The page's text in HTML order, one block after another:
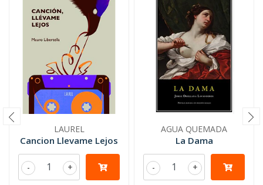
LAUREL
Cancion Llevame Lejos
+
-
AGUA QUEMADA
La Dama
+
-